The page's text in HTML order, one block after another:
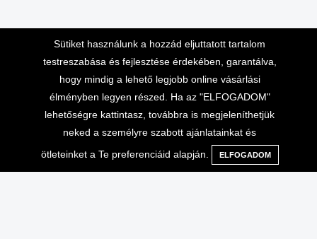
Menü Kategóriák Keresés
Sütiket használunk a hozzád eljuttatott tartalom
testreszabása és fejlesztése érdekében, garantálva,
hogy mindig a lehető legjobb online vásárlási
élményben legyen részed. Ha az "ELFOGADOM"
lehetőségre kattintasz, továbbra is megjeleníthetjük
neked a személyre szabott ajánlatainkat és
ötleteinket a Te preferenciáid alapján.
ELFOGADOM